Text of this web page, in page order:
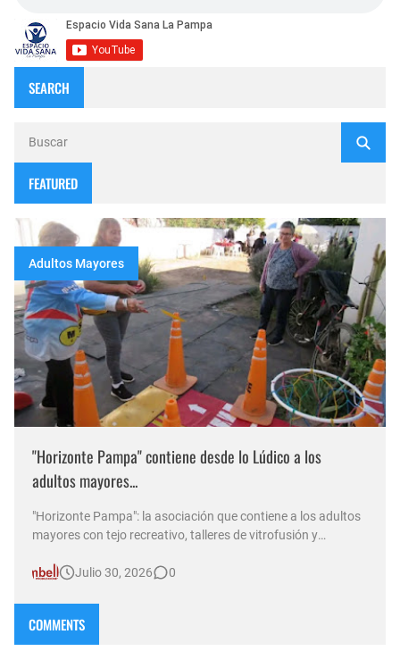
SEARCH
FEATURED
Adultos Mayores
"Horizonte Pampa" contiene desde lo Lúdico a los
adultos mayores...
"Horizonte Pampa": la asociación que contiene a los adultos
mayores con tejo recreativo, talleres de vitrofusión y
Radio, el presidente de la institución, Mario, repasó las
Julio 30, 2026 0
COMMENTS